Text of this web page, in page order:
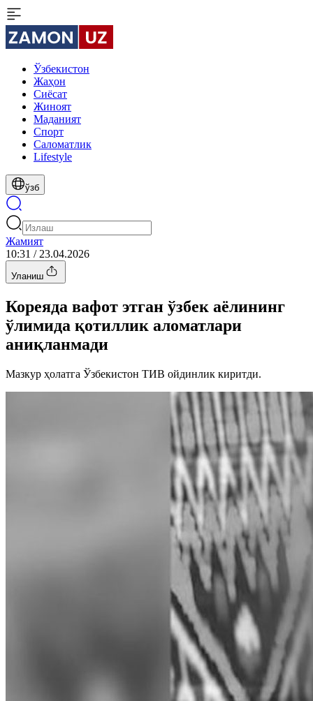
Ўзбекистон
Жаҳон
Сиёсат
Жиноят
Маданият
Спорт
Cаломатлик
Lifestyle
ўзб
Жамият
10:31 / 23.04.2026
Уланиш
Кореяда вафот этган ўзбек аёлининг
ўлимида қотиллик аломатлари
аниқланмади
Мазкур ҳолатга Ўзбекистон ТИВ ойдинлик киритди.